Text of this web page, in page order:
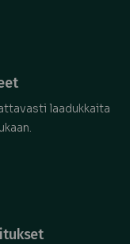
laadukkaita